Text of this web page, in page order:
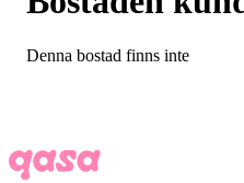
Denna bostad finns inte